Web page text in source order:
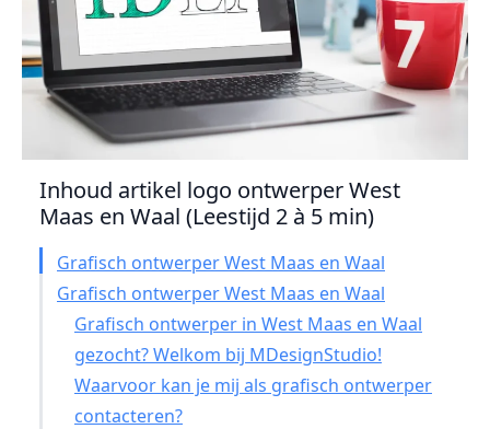
Inhoud artikel logo ontwerper West
Maas en Waal (Leestijd 2 à 5 min)
Grafisch ontwerper West Maas en Waal
Grafisch ontwerper West Maas en Waal
Grafisch ontwerper in West Maas en Waal
gezocht? Welkom bij MDesignStudio!
Waarvoor kan je mij als grafisch ontwerper
contacteren?